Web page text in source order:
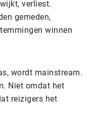
verliest.
gemeden,
winnen
wordt mainstream.
Niet omdat het
reizigers het